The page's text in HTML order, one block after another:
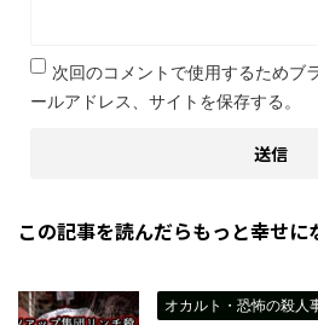
次回のコメントで使用するためブ
ールアドレス、サイトを保存する。
この記事を読んだらもっと幸せに
オカルト・恐怖の殺人